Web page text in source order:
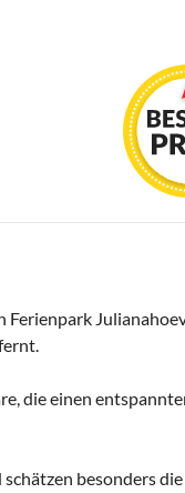
die einen
besonders